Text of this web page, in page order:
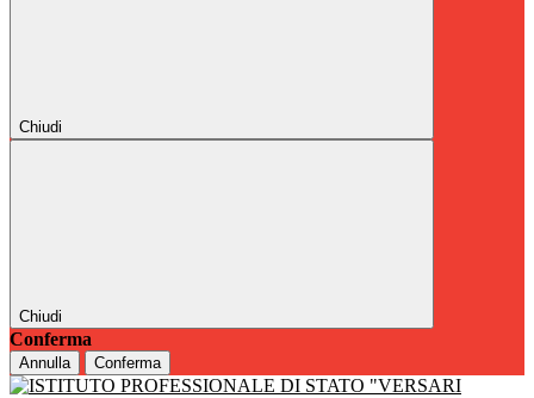
Chiudi
Chiudi
Conferma
Annulla Conferma